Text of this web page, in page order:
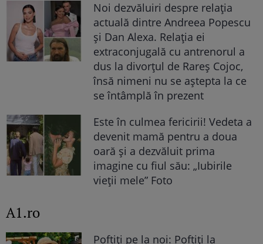
Noi dezvăluiri despre relația
actuală dintre Andreea Popescu
și Dan Alexa. Relația ei
extraconjugală cu antrenorul a
dus la divorțul de Rareș Cojoc,
însă nimeni nu se aștepta la ce
se întâmplă în prezent
Este în culmea fericirii! Vedeta a
devenit mamă pentru a doua
oară și a dezvăluit prima
imagine cu fiul său: „Iubirile
vieții mele” Foto
A1.ro
Poftiți pe la noi: Poftiți la